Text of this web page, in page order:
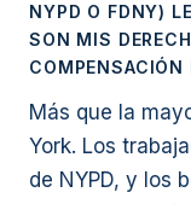
NYPD O FDNY)
SON MIS
COMPENSACIÓN
Más que la
York. Los
de NYPD, y los